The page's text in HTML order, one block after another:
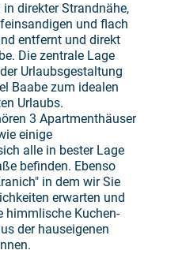
direkter Strandnähe,
und flach
entfernt und direkt
Die zentrale Lage
Urlaubsgestaltung
Baabe zum idealen
Urlaubs.
3 Apartmenthäuser
einige
alle in bester Lage
befinden. Ebenso
in dem wir Sie
erwarten und
himmlische Kuchen-
der hauseigenen